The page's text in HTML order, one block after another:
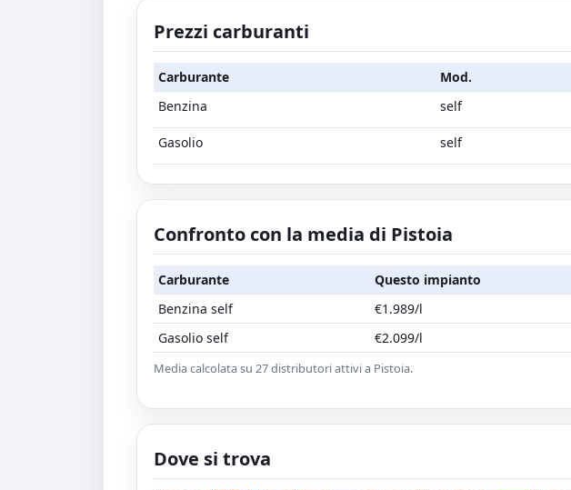
Prezzi carburanti
Carburante Mod.
Benzina
self
Gasolio self
Confronto con la media di Pistoia
Carburante Questo impianto
Benzina self
€1.989/l
Gasolio self
€2.099/l
Media calcolata su 27 distributori attivi a Pistoia.
Dove si trova